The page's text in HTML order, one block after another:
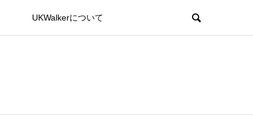
UKWalkerについて